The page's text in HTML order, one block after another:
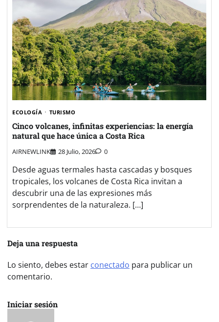
ECOLOGÍA TURISMO
Cinco volcanes, infinitas experiencias: la energía
natural que hace única a Costa Rica
AIRNEWLINK 28 Julio, 2026 0
Desde aguas termales hasta cascadas y bosques
tropicales, los volcanes de Costa Rica invitan a
descubrir una de las expresiones más
sorprendentes de la naturaleza. […]
Deja una respuesta
Lo siento, debes estar conectado para publicar un
comentario.
Iniciar sesión